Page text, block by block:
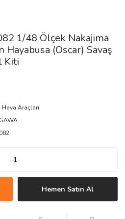
1/48 Ölçek Nakajima
(Oscar) Savaş
Kiti
Araçları
Hemen Satın Al